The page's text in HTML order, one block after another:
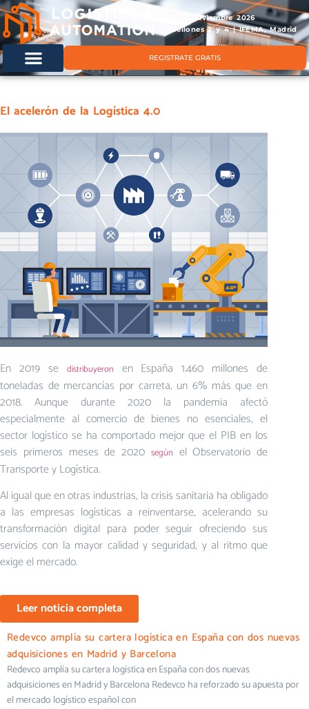
11 & 12 noviembre 2026
Pabellones 2 y 4 | IFEMA, Madrid
REGISTRATE GRATIS
El acelerón de la Logística 4.0
En 2019 se distribuyeron
en España 1.460 millones de
toneladas de mercancías por carreta, un 6% más que en
2018. Aunque durante 2020 la pandemia afectó
especialmente al comercio de bienes no esenciales, el
sector logístico se ha comportado mejor que el PIB en los
seis primeros meses de 2020 según el Observatorio de
Transporte y Logística.
Al igual que en otras industrias, la crisis sanitaria ha obligado
a las empresas logísticas a reinventarse, acelerando su
transformación digital para poder seguir ofreciendo sus
servicios con la mayor calidad y seguridad, y al ritmo que
exige el mercado.
Leer noticia completa
Redevco amplía su cartera logística en España con dos nuevas
adquisiciones en Madrid y Barcelona
Redevco amplía su cartera logística en España con dos nuevas
adquisiciones en Madrid y Barcelona Redevco ha reforzado su apuesta por
el mercado logístico español con